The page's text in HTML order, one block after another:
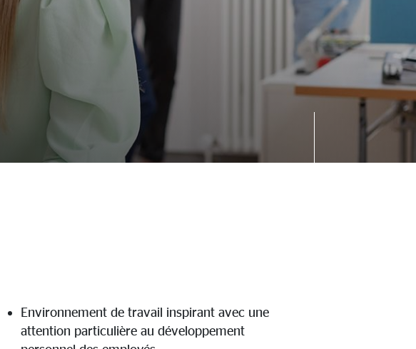
Environnement de travail inspirant avec une
attention particulière au développement